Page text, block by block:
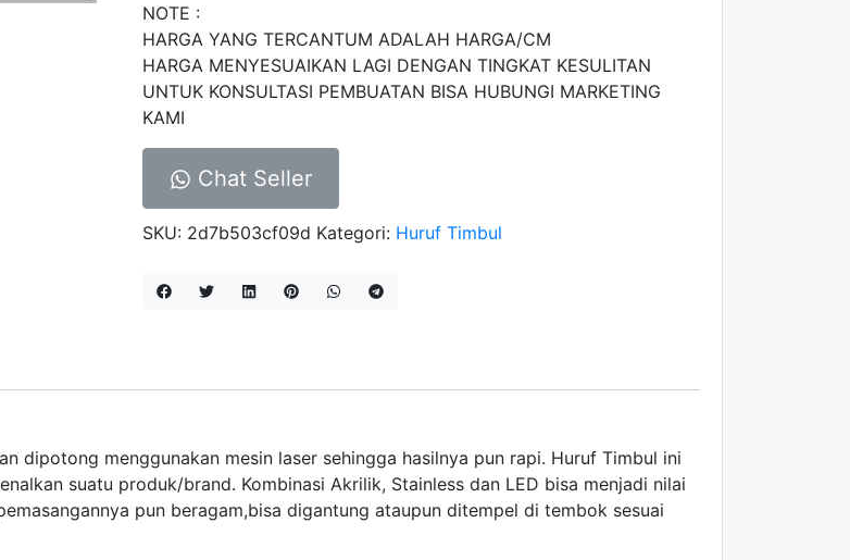
NOTE :
HARGA YANG TERCANTUM ADALAH HARGA/CM
HARGA MENYESUAIKAN LAGI DENGAN TINGKAT KESULITAN
UNTUK KONSULTASI PEMBUATAN BISA HUBUNGI MARKETING
KAMI
Chat Seller
SKU: 2d7b503cf09d Kategori: Huruf Timbul
dipotong menggunakan mesin laser sehingga hasilnya pun rapi. Huruf Timbul ini
suatu produk/brand. Kombinasi Akrilik, Stainless dan LED bisa menjadi nilai
pun beragam,bisa digantung ataupun ditempel di tembok sesuai